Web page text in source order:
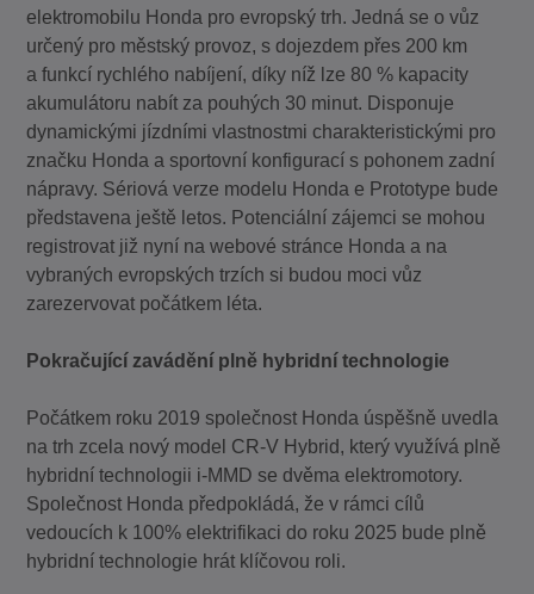
elektromobilu Honda pro evropský trh. Jedná se o vůz
určený pro městský provoz, s dojezdem přes 200 km
a funkcí rychlého nabíjení, díky níž lze 80 % kapacity
akumulátoru nabít za pouhých 30 minut. Disponuje
dynamickými jízdními vlastnostmi charakteristickými pro
značku Honda a sportovní konfigurací s pohonem zadní
nápravy. Sériová verze modelu Honda e Prototype bude
představena ještě letos. Potenciální zájemci se mohou
registrovat již nyní na webové stránce Honda a na
vybraných evropských trzích si budou moci vůz
zarezervovat počátkem léta.
Pokračující zavádění plně hybridní technologie
Počátkem roku 2019 společnost Honda úspěšně uvedla
na trh zcela nový model CR-V Hybrid, který využívá plně
hybridní technologii i-MMD se dvěma elektromotory.
Společnost Honda předpokládá, že v rámci cílů
vedoucích k 100% elektrifikaci do roku 2025 bude plně
hybridní technologie hrát klíčovou roli.